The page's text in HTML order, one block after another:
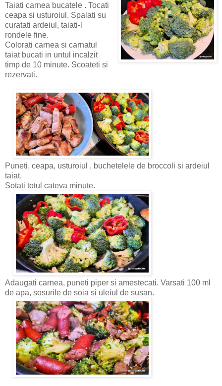
Taiati carnea bucatele . Tocati
ceapa si usturoiul. Spalati su
curatati ardeiul, taiati-l
rondele fine.
Colorati carnea si carnatul
taiat bucati in untul incalzit
timp de 10 minute. Scoateti si
rezervati.
Puneti, ceapa, usturoiul , buchetelele de broccoli si ardeiul
taiat.
Sotati totul cateva minute.
Adaugati carnea, puneti piper si amestecati. Varsati 100 ml
de apa, sosurile de soia si uleiul de susan.